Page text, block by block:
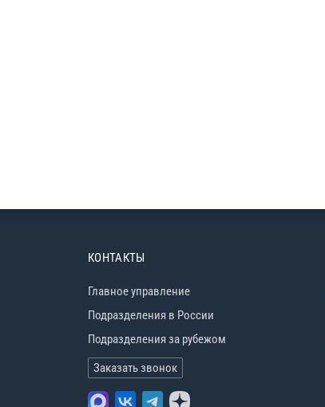
КОНТАКТЫ
Главное управление
Подразделения в России
Подразделения за рубежом
Заказать звонок